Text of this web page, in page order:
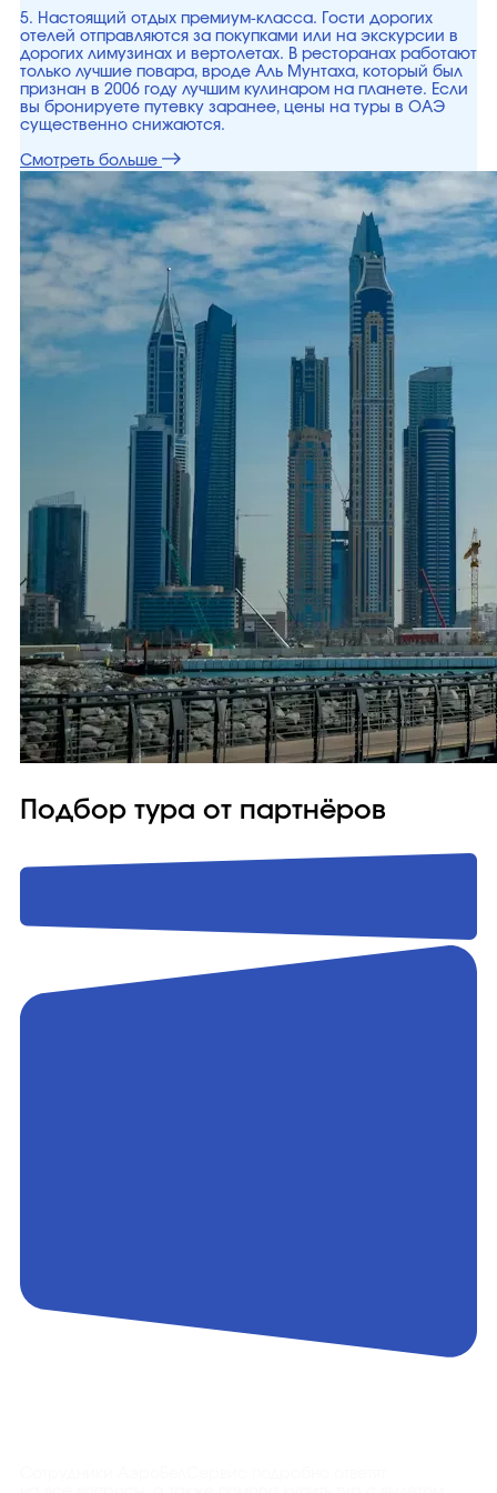
5. Настоящий отдых премиум-класса. Гости дорогих
отелей отправляются за покупками или на экскурсии в
дорогих лимузинах и вертолетах. В ресторанах работают
только лучшие повара, вроде Аль Мунтаха, который был
признан в 2006 году лучшим кулинаром на планете. Если
вы бронируете путевку заранее, цены на туры в ОАЭ
существенно снижаются.
Смотреть больше
Подбор тура от партнёров